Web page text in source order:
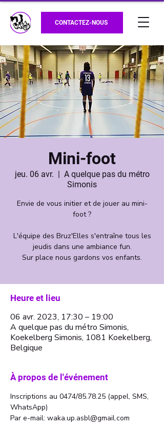
CONTACTEZ-NOUS
Mini-foot
jeu. 06 avr.
  |
A quelque pas du métro
Simonis
Envie de vous initier et de jouer au mini-
foot ?
L'équipe des Bruz'Elles s'entraîne tous les
jeudis dans une ambiance fun.
Sur place nous gardons vos enfants.
Heure et lieu
06 avr. 2023, 17:30 – 19:00
A quelque pas du métro Simonis,
Koekelberg Simonis, 1081 Koekelberg,
Belgique
À propos de l'événement
Inscriptions au 0474/85.78.25 (appel, SMS,
WhatsApp)
Par e-mail: waka.up.asbl@gmail.com